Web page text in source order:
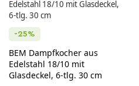
-25%
BEM Dampfkocher aus
Edelstahl 18/10 mit
Glasdeckel, 6-tlg. 30 cm